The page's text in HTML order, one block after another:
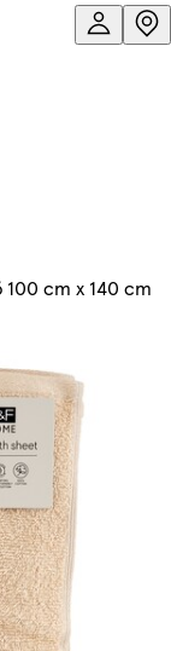
cm x 140 cm